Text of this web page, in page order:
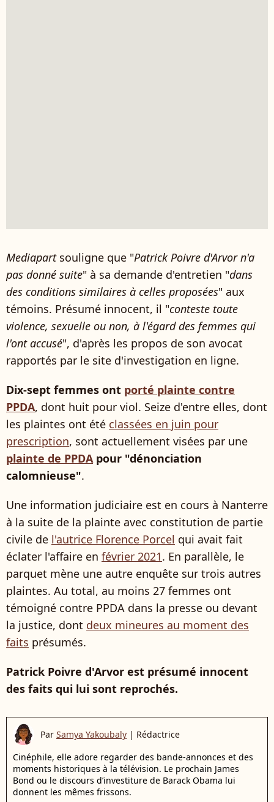
Mediapartsouligne que "Patrick Poivre d'Arvor n'a
pas donné suite" à sa demande d'entretien "dans
des conditions similaires à celles proposées" aux
témoins. Présumé innocent, il "conteste toute
violence, sexuelle ou non, à l'égard des femmes qui
l'ont accusé", d'après les propos de son avocat
rapportés par le site d'investigation en ligne.
Dix-sept femmes ont porté plainte contre
PPDA, dont huit pour viol. Seize d'entre elles, dont
les plaintes ont été classées en juin pour
prescription, sont actuellement visées par une
plainte de PPDApour "dénonciation
calomnieuse".
Une information judiciaire est en cours à Nanterre
à la suite de la plainte avec constitution de partie
civile de l'autrice Florence Porcel qui avait fait
éclater l'affaire en février 2021. En parallèle, le
parquet mène une autre enquête sur trois autres
plaintes. Au total, au moins 27 femmes ont
témoigné contre PPDA dans la presse ou devant
la justice, dont deux mineures au moment des
faits présumés.
Patrick Poivre d'Arvor est présumé innocent
des faits qui lui sont reprochés.
Par Samya Yakoubaly | Rédactrice
Cinéphile, elle adore regarder des bande-annonces et des
moments historiques à la télévision. Le prochain James
Bond ou le discours d’investiture de Barack Obama lui
donnent les mêmes frissons.